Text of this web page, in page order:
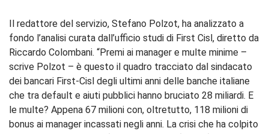
Il redattore del servizio, Stefano Polzot, ha analizzato a
fondo l’analisi curata dall’ufficio studi di First Cisl, diretto da
Riccardo Colombani. “Premi ai manager e multe minime –
scrive Polzot – è questo il quadro tracciato dal sindacato
dei bancari First-Cisl degli ultimi anni delle banche italiane
che tra default e aiuti pubblici hanno bruciato 28 miliardi. E
le multe? Appena 67 milioni con, oltretutto, 118 milioni di
bonus ai manager incassati negli anni. La crisi che ha colpito